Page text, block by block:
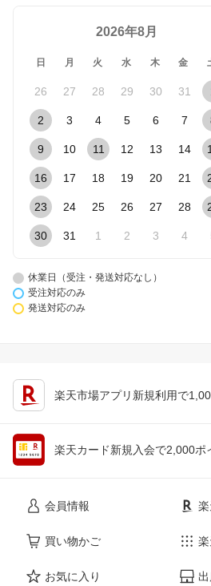
2026年8月
日 月 火 水 木 金
26 27 28 29 30 31
2 3 4 5 6 7
9 10 11 12 13 14
16 17 18 19 20 21
23 24 25 26 27 28
30 31 1 2 3 4
休業日（受注・発送対応なし）
受注対応のみ
発送対応のみ
楽天市場アプリ新規利用で
楽天カード新規入会で2,000ポ
会員情報
買い物かご
お気に入り